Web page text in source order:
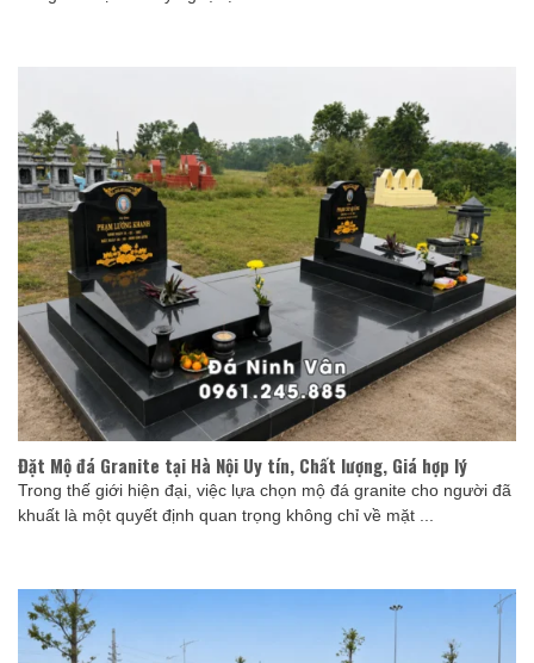
Đặt Mộ đá Granite tại Hà Nội Uy tín, Chất lượng, Giá hợp lý
Trong thế giới hiện đại, việc lựa chọn mộ đá granite cho người đã
khuất là một quyết định quan trọng không chỉ về mặt ...